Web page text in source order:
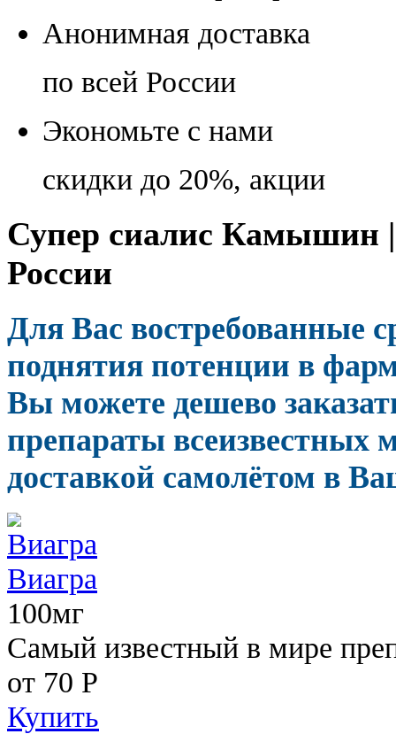
Анонимная доставка
по всей России
Экономьте с нами
скидки до 20%, акции
Супер сиалис Камышин
России
Для Вас востребованные
поднятия потенции в
Вы можете дешево
препараты всеизвестных
доставкой самолётом в
Виагра
100мг
Самый известный в мире
от 70 Р
Купить